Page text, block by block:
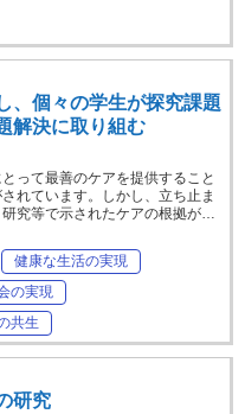
、個々の学生が探究課題
解決に取り組む
って最善のケアを提供すること
れています。しかし、立ち止ま
研究等で示されたケアの根拠が…
健康な生活の実現
の実現
共生
研究